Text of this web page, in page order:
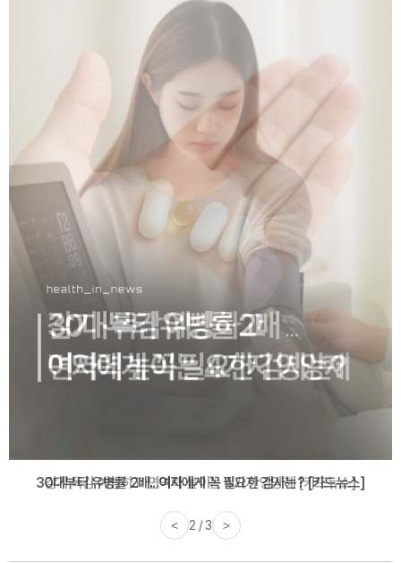
감기·독감 예방하고 면역력 높이는 4가지 영양제 [카드뉴스]
< 3 / 3 >